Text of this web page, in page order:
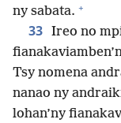
ny sabata. +
33 Ireo no
Tsy nomena
nanao ny
lohan’ny